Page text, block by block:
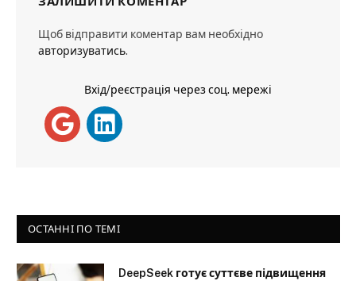
Щоб відправити коментар вам необхідно
авторизуватись.
Вхід/реєстрація через соц. мережі
ОСТАННІ ПО ТЕМІ
DeepSeek готує суттєве підвищення